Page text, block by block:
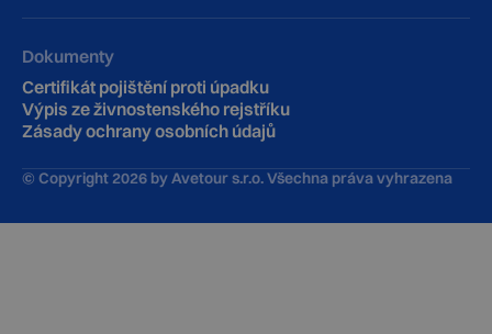
Dokumenty
Certifikát pojištění proti úpadku
Výpis ze živnostenského rejstříku
Zásady ochrany osobních údajů
© Copyright2026 by Avetour s.r.o. Všechna práva vyhrazena